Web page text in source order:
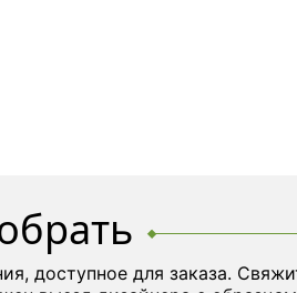
доступное для заказа.